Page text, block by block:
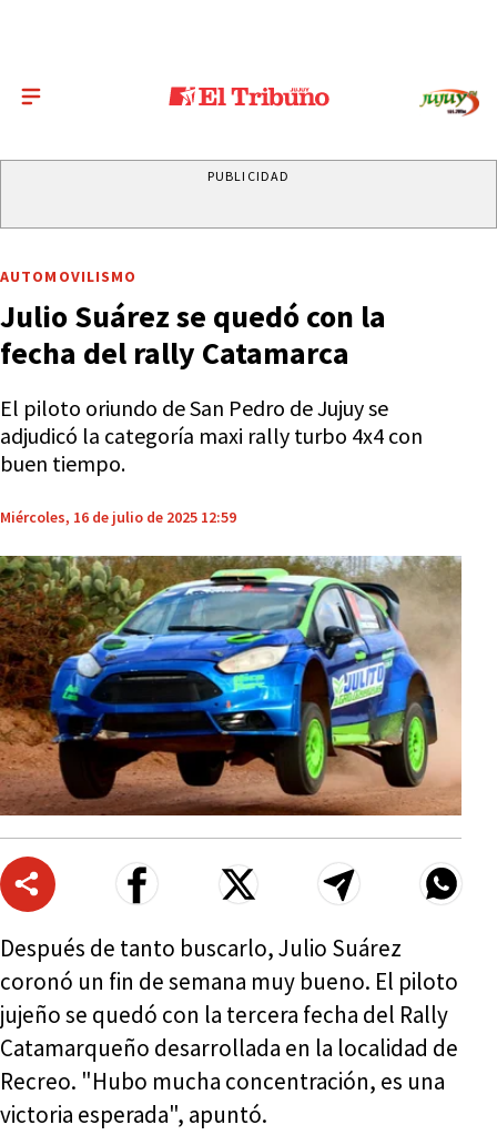
PUBLICIDAD
AUTOMOVILISMO
Julio Suárez se quedó con la
fecha del rally Catamarca
El piloto oriundo de San Pedro de Jujuy se
adjudicó la categoría maxi rally turbo 4x4 con
buen tiempo.
Miércoles, 16 de julio de 2025 12:59
Después de tanto buscarlo, Julio Suárez
coronó un fin de semana muy bueno. El piloto
jujeño se quedó con la tercera fecha del Rally
Catamarqueño desarrollada en la localidad de
Recreo. "Hubo mucha concentración, es una
victoria esperada", apuntó.